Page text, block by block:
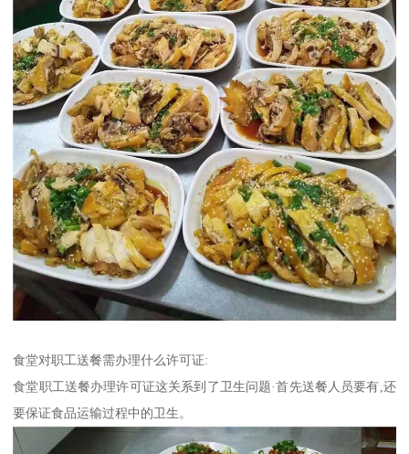
食堂对职工送餐需办理什么许可证:
食堂职工送餐办理许可证这关系到了卫生问题·首先送餐人员要有,还
要保证食品运输过程中的卫生。